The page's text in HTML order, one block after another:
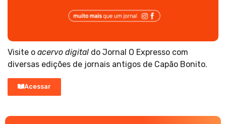
Visite o acervo digital do Jornal O Expresso com
diversas edições de jornais antigos de Capão Bonito.
Acessar